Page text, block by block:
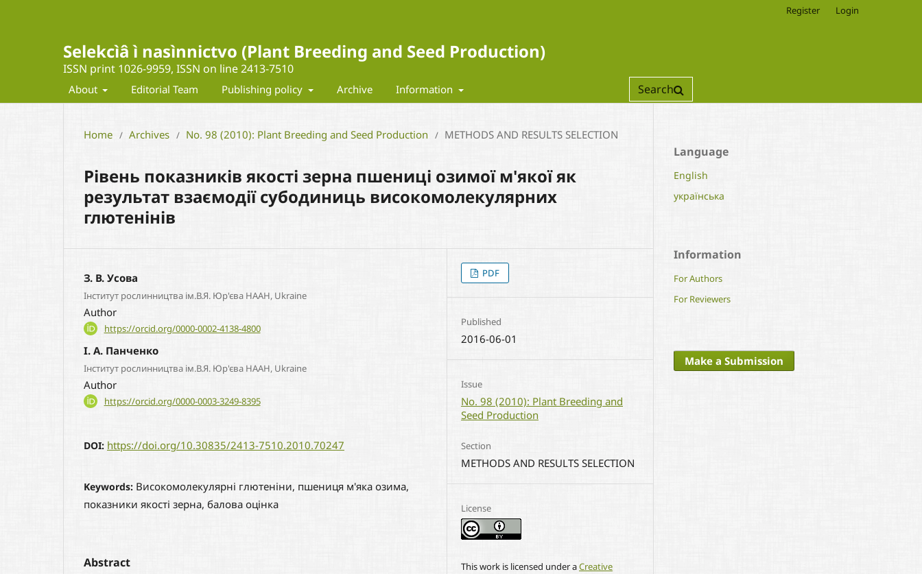
Selekcìâ ì nasìnnictvo (Plant Breeding and Seed Production)
ISSN print 1026-9959, ISSN on line 2413-7510
About Editorial Team Publishing policy Archive Information Search
Register Login
Home / Archives / No. 98 (2010): Plant Breeding and Seed Production / METHODS AND RESULTS SELECTION
Рівень показників якості зерна пшениці озимої м'якої як
результат взаємодії субодиниць високомолекулярних
глютенінів
З. В. Усова
Інститут рослинництва ім.В.Я. Юр'єва НААН, Ukraine
Author
https://orcid.org/0000-0002-4138-4800
І. А. Панченко
Інститут рослинництва ім.В.Я. Юр'єва НААН, Ukraine
Author
https://orcid.org/0000-0003-3249-8395
DOI: https://doi.org/10.30835/2413-7510.2010.70247
Keywords: Високомолекулярні глютеніни, пшениця м'яка озима,
показники якості зерна, балова оцінка
Abstract
PDF
Published
2016-06-01
Issue
No. 98 (2010): Plant Breeding and
Seed Production
Section
METHODS AND RESULTS SELECTION
License
This work is licensed under aCreative
Language
English
українська
Information
For Authors
For Reviewers
Make a Submission